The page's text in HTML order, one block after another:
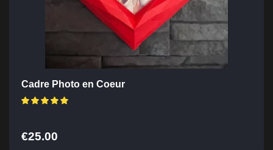
Cadre Photo en Coeur
€25.00